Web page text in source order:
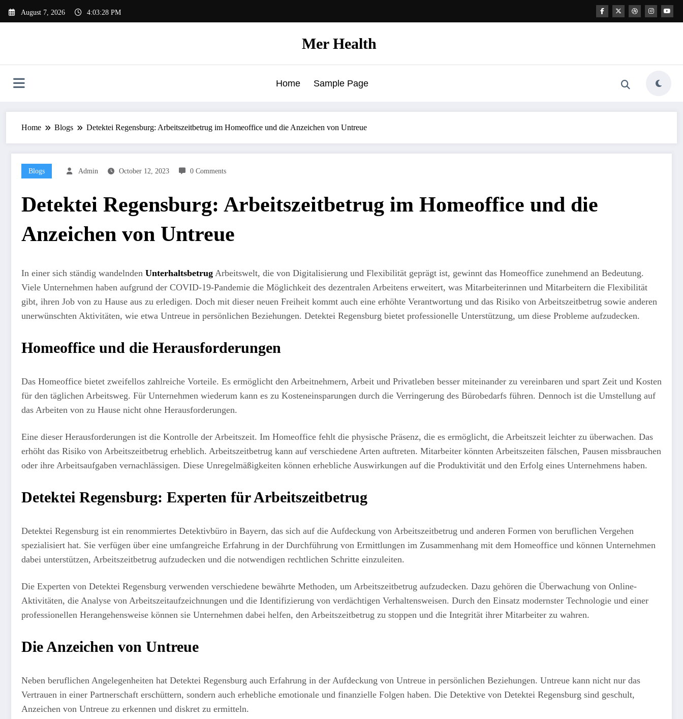
August 7, 2026 4:03:29 PM
Mer Health
Home Sample Page
Home Blogs Detektei Regensburg: Arbeitszeitbetrug im Homeoffice und die Anzeichen von Untreue
Blogs Admin October 12, 2023 0 Comments
Detektei Regensburg: Arbeitszeitbetrug im Homeoffice und die
Anzeichen von Untreue
In einer sich ständig wandelnden Unterhaltsbetrug Arbeitswelt, die von Digitalisierung und Flexibilität geprägt ist, gewinnt das Homeoffice zunehmend an Bedeutung.
Viele Unternehmen haben aufgrund der COVID-19-Pandemie die Möglichkeit des dezentralen Arbeitens erweitert, was Mitarbeiterinnen und Mitarbeitern die Flexibilität
gibt, ihren Job von zu Hause aus zu erledigen. Doch mit dieser neuen Freiheit kommt auch eine erhöhte Verantwortung und das Risiko von Arbeitszeitbetrug sowie anderen
unerwünschten Aktivitäten, wie etwa Untreue in persönlichen Beziehungen. Detektei Regensburg bietet professionelle Unterstützung, um diese Probleme aufzudecken.
Homeoffice und die Herausforderungen
Das Homeoffice bietet zweifellos zahlreiche Vorteile. Es ermöglicht den Arbeitnehmern, Arbeit und Privatleben besser miteinander zu vereinbaren und spart Zeit und Kosten
für den täglichen Arbeitsweg. Für Unternehmen wiederum kann es zu Kosteneinsparungen durch die Verringerung des Bürobedarfs führen. Dennoch ist die Umstellung auf
das Arbeiten von zu Hause nicht ohne Herausforderungen.
Eine dieser Herausforderungen ist die Kontrolle der Arbeitszeit. Im Homeoffice fehlt die physische Präsenz, die es ermöglicht, die Arbeitszeit leichter zu überwachen. Das
erhöht das Risiko von Arbeitszeitbetrug erheblich. Arbeitszeitbetrug kann auf verschiedene Arten auftreten. Mitarbeiter könnten Arbeitszeiten fälschen, Pausen missbrauchen
oder ihre Arbeitsaufgaben vernachlässigen. Diese Unregelmäßigkeiten können erhebliche Auswirkungen auf die Produktivität und den Erfolg eines Unternehmens haben.
Detektei Regensburg: Experten für Arbeitszeitbetrug
Detektei Regensburg ist ein renommiertes Detektivbüro in Bayern, das sich auf die Aufdeckung von Arbeitszeitbetrug und anderen Formen von beruflichen Vergehen
spezialisiert hat. Sie verfügen über eine umfangreiche Erfahrung in der Durchführung von Ermittlungen im Zusammenhang mit dem Homeoffice und können Unternehmen
dabei unterstützen, Arbeitszeitbetrug aufzudecken und die notwendigen rechtlichen Schritte einzuleiten.
Die Experten von Detektei Regensburg verwenden verschiedene bewährte Methoden, um Arbeitszeitbetrug aufzudecken. Dazu gehören die Überwachung von Online-
Aktivitäten, die Analyse von Arbeitszeitaufzeichnungen und die Identifizierung von verdächtigen Verhaltensweisen. Durch den Einsatz modernster Technologie und einer
professionellen Herangehensweise können sie Unternehmen dabei helfen, den Arbeitszeitbetrug zu stoppen und die Integrität ihrer Mitarbeiter zu wahren.
Die Anzeichen von Untreue
Neben beruflichen Angelegenheiten hat Detektei Regensburg auch Erfahrung in der Aufdeckung von Untreue in persönlichen Beziehungen. Untreue kann nicht nur das
Vertrauen in einer Partnerschaft erschüttern, sondern auch erhebliche emotionale und finanzielle Folgen haben. Die Detektive von Detektei Regensburg sind geschult,
Anzeichen von Untreue zu erkennen und diskret zu ermitteln.